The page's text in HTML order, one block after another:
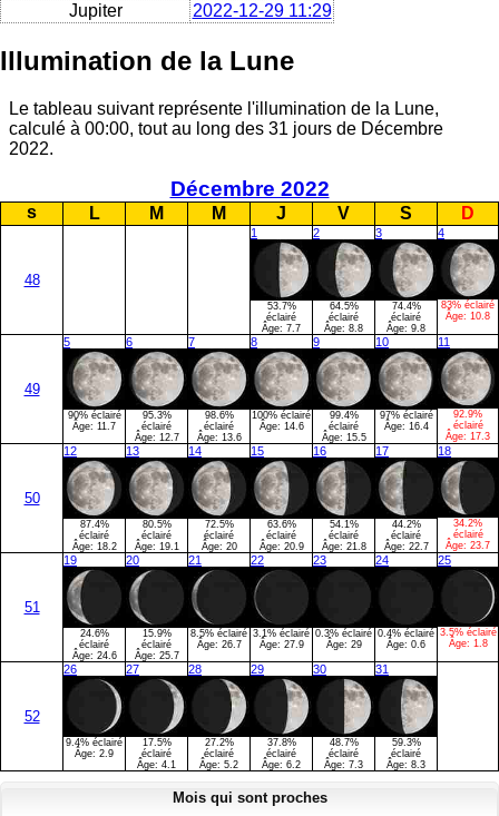
Jupiter
2022-12-29 11:29
Illumination de la Lune
Le tableau suivant représente l'illumination de la Lune,
calculé à 00:00, tout au long des 31 jours de Décembre
2022.
Décembre 2022
s L M M J V S D
48
1
53.7%
éclairé
Âge: 7.7
2
64.5%
éclairé
Âge: 8.8
3
74.4%
éclairé
Âge: 9.8
4
83% éclairé
Âge: 10.8
49
5
90% éclairé
Âge: 11.7
6
95.3%
éclairé
Âge: 12.7
7
98.6%
éclairé
Âge: 13.6
8
100% éclairé
Âge: 14.6
9
99.4%
éclairé
Âge: 15.5
10
97% éclairé
Âge: 16.4
11
92.9%
éclairé
Âge: 17.3
50
12
87.4%
éclairé
Âge: 18.2
13
80.5%
éclairé
Âge: 19.1
14
72.5%
éclairé
Âge: 20
15
63.6%
éclairé
Âge: 20.9
16
54.1%
éclairé
Âge: 21.8
17
44.2%
éclairé
Âge: 22.7
18
34.2%
éclairé
Âge: 23.7
51
19
24.6%
éclairé
Âge: 24.6
20
15.9%
éclairé
Âge: 25.7
21
8.5% éclairé
Âge: 26.7
22
3.1% éclairé
Âge: 27.9
23
0.3% éclairé
Âge: 29
24
0.4% éclairé
Âge: 0.6
25
3.5% éclairé
Âge: 1.8
52
26
9.4% éclairé
Âge: 2.9
27
17.5%
éclairé
Âge: 4.1
28
27.2%
éclairé
Âge: 5.2
29
37.8%
éclairé
Âge: 6.2
30
48.7%
éclairé
Âge: 7.3
31
59.3%
éclairé
Âge: 8.3
Mois qui sont proches